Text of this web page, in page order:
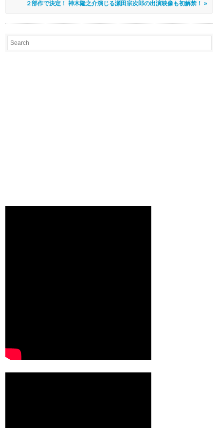
２部作で決定！ 神木隆之介演じる瀬田宗次郎の出演映像も初解禁！ »